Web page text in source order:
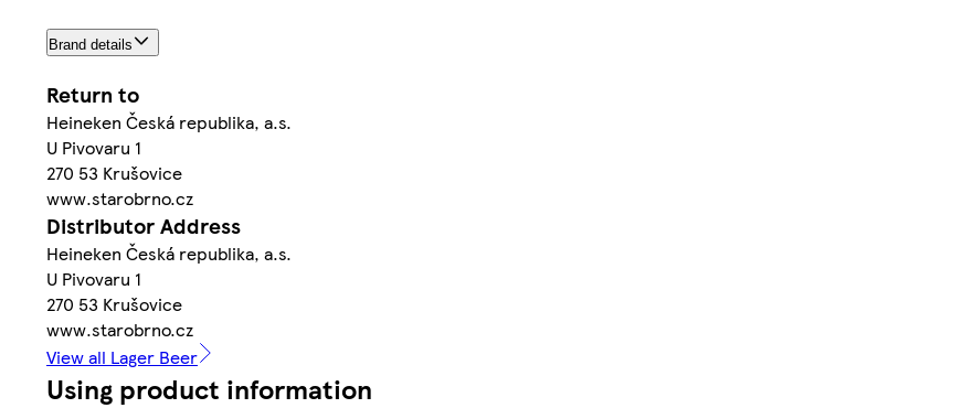
Brand details
Return to
Heineken Česká republika, a.s.
U Pivovaru 1
270 53 Krušovice
www.starobrno.cz
Distributor Address
Heineken Česká republika, a.s.
U Pivovaru 1
270 53 Krušovice
www.starobrno.cz
View all Lager Beer
Using product information